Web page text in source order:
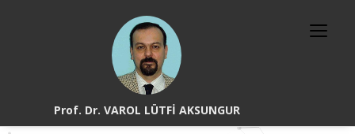
Prof. Dr. VAROL LÜTFİ AKSUNGUR